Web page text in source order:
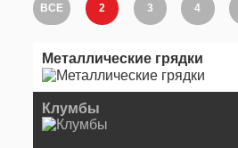
ВСЕ 2 3 4
Металлические грядки
Клумбы